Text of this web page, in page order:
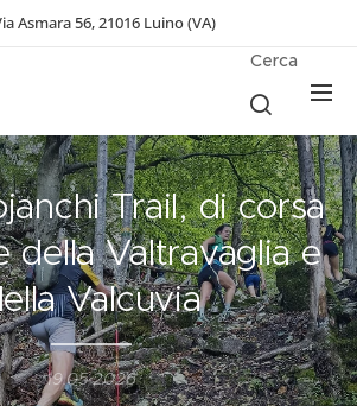
Asmara 56, 21016 Luino (VA)
Cerca
Trail, di corsa
della Valtravaglia e
Valcuvia
19.05.2026